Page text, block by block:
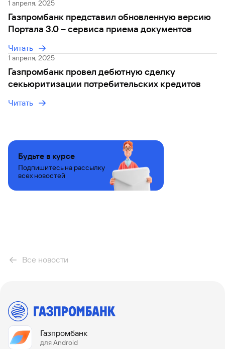
Быстрый
поиск
сайту
Кредит
Кредит
Все новости
1 апреля, 2025
Газпромбанк представил обновленную версию
Портала 3.0 – сервиса приема документов
Читать
1 апреля, 2025
Газпромбанк провел дебютную сделку
секьюритизации потребительских кредитов
Читать
Будьте в курсе
Подпишитесь на рассылку
всех новостей
Газпромбанк
для Android